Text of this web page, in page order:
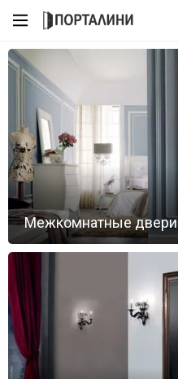
Межкомнатные двери